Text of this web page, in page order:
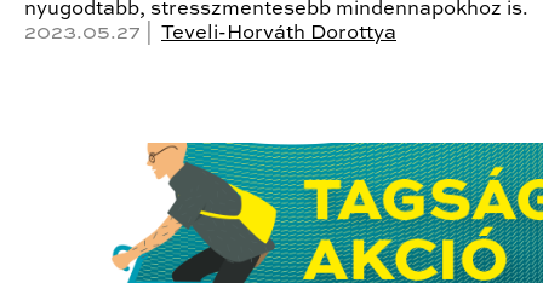
nyugodtabb, stresszmentesebb mindennapokhoz is.
2023.05.27 | Teveli-Horváth Dorottya